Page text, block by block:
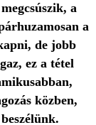
a
a
de jobb
ez a tétel
közben,